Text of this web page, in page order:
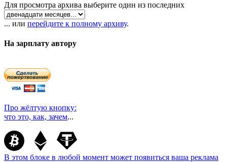
Для просмотра архива выберите один из последних
... или перейдите к полному архиву.
На зарплату автору
Про жёлтую кнопку:
что это, как, зачем...
В этом блоке в любой момент может появиться ваша реклама